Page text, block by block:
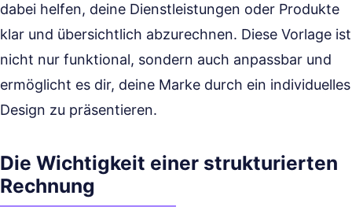
dabei helfen, deine Dienstleistungen oder Produkte
klar und übersichtlich abzurechnen. Diese Vorlage ist
nicht nur funktional, sondern auch anpassbar und
ermöglicht es dir, deine Marke durch ein individuelles
Design zu präsentieren.
Die Wichtigkeit einer strukturierten
Rechnung